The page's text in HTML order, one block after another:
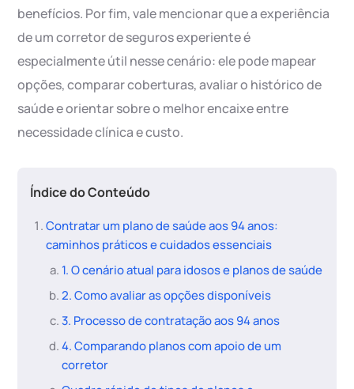
benefícios. Por fim, vale mencionar que a experiência
de um corretor de seguros experiente é
especialmente útil nesse cenário: ele pode mapear
opções, comparar coberturas, avaliar o histórico de
saúde e orientar sobre o melhor encaixe entre
necessidade clínica e custo.
Índice do Conteúdo
Contratar um plano de saúde aos 94 anos:
caminhos práticos e cuidados essenciais
1. O cenário atual para idosos e planos de saúde
2. Como avaliar as opções disponíveis
3. Processo de contratação aos 94 anos
4. Comparando planos com apoio de um
corretor